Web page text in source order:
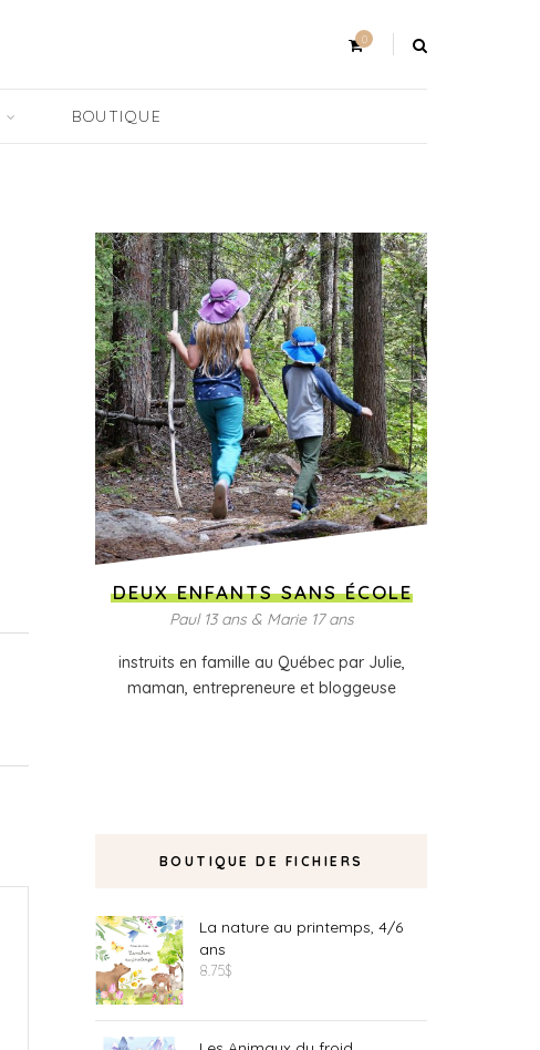
0
BOUTIQUE
DEUX ENFANTS SANS ÉCOLE
Paul 13 ans & Marie 17 ans
instruits en famille au Québec par Julie,
maman, entrepreneure et bloggeuse
BOUTIQUE DE FICHIERS
La nature au printemps, 4/6
ans
8.75$